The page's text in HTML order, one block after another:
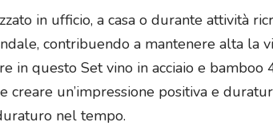
in ufficio, a casa o durante attività
contribuendo a mantenere alta la
in questo Set vino in acciaio e
creare un’impressione positiva e
nel tempo.